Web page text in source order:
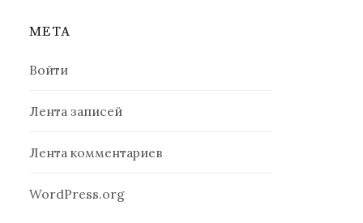
МЕТА
Войти
Лента записей
Лента комментариев
WordPress.org